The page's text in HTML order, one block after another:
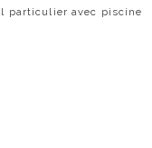
particulier avec piscine